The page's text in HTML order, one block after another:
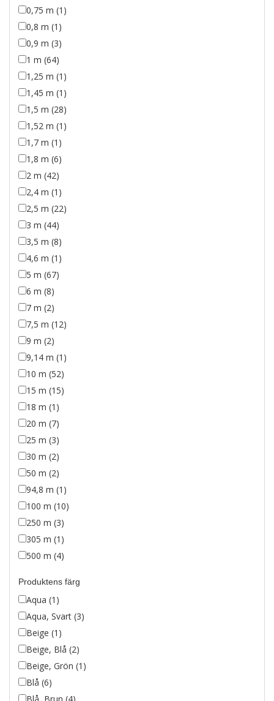
0,75 m (1)
0,8 m (1)
0,9 m (3)
1 m (64)
1,25 m (1)
1,45 m (1)
1,5 m (28)
1,52 m (1)
1,7 m (1)
1,8 m (6)
2 m (42)
2,4 m (1)
2,5 m (22)
3 m (44)
3,5 m (8)
4,6 m (1)
5 m (67)
6 m (8)
7 m (2)
7,5 m (12)
9 m (2)
9,14 m (1)
10 m (52)
15 m (15)
18 m (1)
20 m (7)
25 m (3)
30 m (2)
50 m (2)
94,8 m (1)
100 m (10)
250 m (3)
305 m (1)
500 m (4)
Produktens färg
Aqua (1)
Aqua, Svart (3)
Beige (1)
Beige, Blå (2)
Beige, Grön (1)
Blå (6)